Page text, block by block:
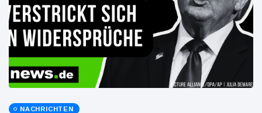
NACHRICHTEN